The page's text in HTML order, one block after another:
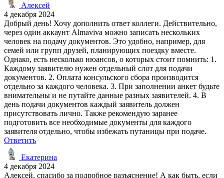
Алексей
4 декабря 2024
Добрый день! Хочу дополнить ответ коллеги. Действительно,
через один аккаунт Almaviva можно записать нескольких
человек на подачу документов. Это удобно, например, для
семей или групп друзей, планирующих поездку вместе.
Однако, есть несколько нюансов, о которых стоит помнить: 1.
Каждому заявителю нужен отдельный слот для подачи
документов. 2. Оплата консульского сбора производится
отдельно за каждого человека. 3. При заполнении анкет будьте
внимательны и не путайте данные разных заявителей. 4. В
день подачи документов каждый заявитель должен
присутствовать лично. Также рекомендую заранее
подготовить все необходимые документы для каждого
заявителя отдельно, чтобы избежать путаницы при подаче.
Ответить
Екатерина
4 декабря 2024
Алексей, спасибо за подробное разъяснение! А как быть, если